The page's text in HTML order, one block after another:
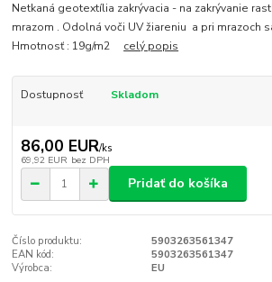
Netkaná geotextília zakrývacia - na zakrývanie
mrazom . Odolná voči UV žiareniu a pri mrazoch
Hmotnosť : 19g/m2 celý popis
Dostupnosť Skladom
86,00 EUR/ks
69,92 EUR bez DPH
Pridať do košíka
Číslo produktu:
5903263561347
EAN kód:
5903263561347
Výrobca:
EU